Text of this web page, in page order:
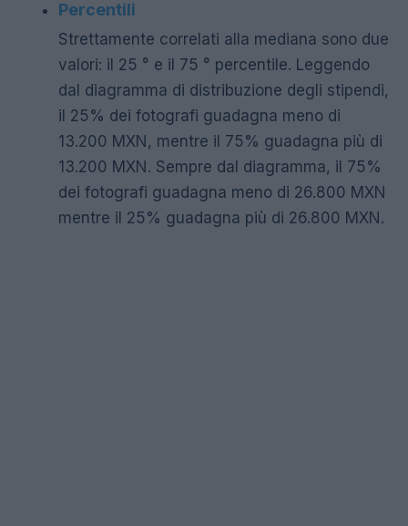
Percentili
Strettamente correlati alla mediana sono due
valori: il 25 ° e il 75 ° percentile. Leggendo
dal diagramma di distribuzione degli stipendi,
il 25% dei fotografi guadagna meno di
13.200 MXN, mentre il 75% guadagna più di
13.200 MXN. Sempre dal diagramma, il 75%
dei fotografi guadagna meno di 26.800 MXN
mentre il 25% guadagna più di 26.800 MXN.